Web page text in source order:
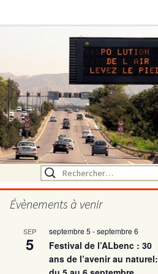
Rechercher :
Évènements à venir
SEP
5
septembre 5 -septembre 6
Festival de l’ALbenc : 30
ans de l’avenir au naturel: